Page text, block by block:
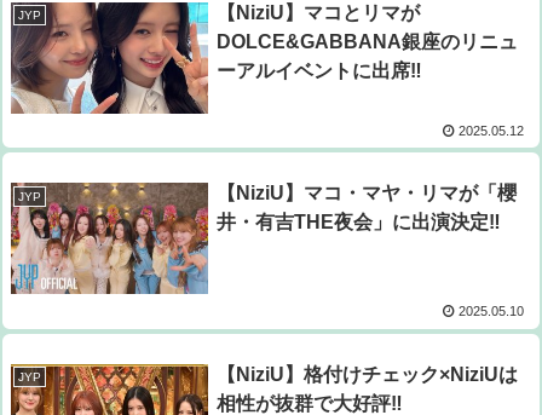
JYP
【NiziU】マコとリマが
DOLCE&GABBANA銀座のリニュ
ーアルイベントに出席‼
2025.05.12
JYP
【NiziU】マコ・マヤ・リマが「櫻
井・有吉THE夜会」に出演決定‼
2025.05.10
JYP
【NiziU】格付けチェック×NiziUは
相性が抜群で大好評‼